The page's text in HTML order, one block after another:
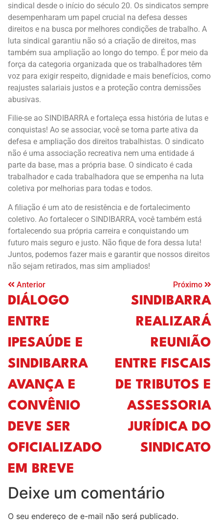
sindical desde o início do século 20. Os sindicatos sempre
desempenharam um papel crucial na defesa desses
direitos e na busca por melhores condições de trabalho. A
luta sindical garantiu não só a criação de direitos, mas
também sua ampliação ao longo do tempo. É por meio da
força da categoria organizada que os trabalhadores têm
voz para exigir respeito, dignidade e mais benefícios, como
reajustes salariais justos e a proteção contra demissões
abusivas.
Filie-se ao SINDIBARRA e fortaleça essa história de lutas e
conquistas! Ao se associar, você se torna parte ativa da
defesa e ampliação dos direitos trabalhistas. O sindicato
não é uma associação recreativa nem uma entidade á
parte da base, mas a própria base. O sindicato é cada
trabalhador e cada trabalhadora que se empenha na luta
coletiva por melhorias para todas e todos.
A filiação é um ato de resistência e de fortalecimento
coletivo. Ao fortalecer o SINDIBARRA, você também está
fortalecendo sua própria carreira e conquistando um
futuro mais seguro e justo. Não fique de fora dessa luta!
Juntos, podemos fazer mais e garantir que nossos direitos
não sejam retirados, mas sim ampliados!
Anterior
DIÁLOGO
ENTRE
IPESAÚDE E
SINDIBARRA
AVANÇA E
CONVÊNIO
DEVE SER
OFICIALIZADO
EM BREVE
Próximo
SINDIBARRA
REALIZARÁ
REUNIÃO
ENTRE FISCAIS
DE TRIBUTOS E
ASSESSORIA
JURÍDICA DO
SINDICATO
Deixe um comentário
O seu endereço de e-mail não será publicado.